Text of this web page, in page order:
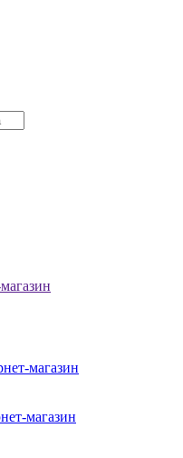
магазин
магазин